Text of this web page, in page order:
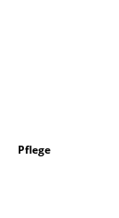
... alle
Pflege